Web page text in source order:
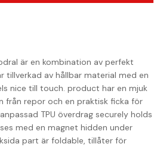
är en kombination av perfekt
tillverkad av hållbar material med en
nice till touch. product har en mjuk
från repor och en praktisk ficka för
TPU överdrag securely holds
med en magnet hidden under
part är foldable, tillåter för